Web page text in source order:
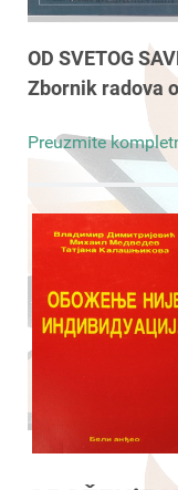
OD SVETOG
Zbornik radova
Preuzmite